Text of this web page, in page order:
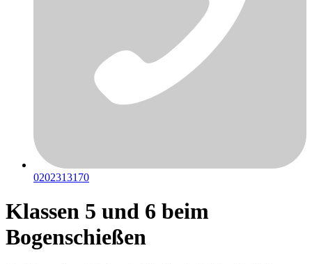
0202313170
Klassen 5 und 6 beim
Bogenschießen